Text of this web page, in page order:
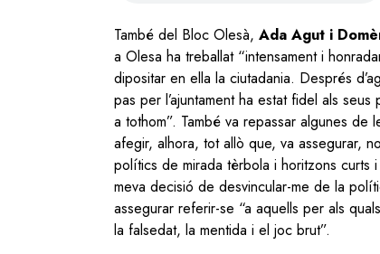
També del Bloc Olesà, Ada Agut i
a Olesa ha treballat “intensament i
dipositar en ella la ciutadania. Després
pas per l’ajuntament ha estat fidel als
a tothom”. També va repassar algunes
afegir, alhora, tot allò que, va assegurar,
polítics de mirada tèrbola i horitzons curts
meva decisió de desvincular-me de la
assegurar referir-se “a aquells per als
la falsedat, la mentida i el joc brut”.